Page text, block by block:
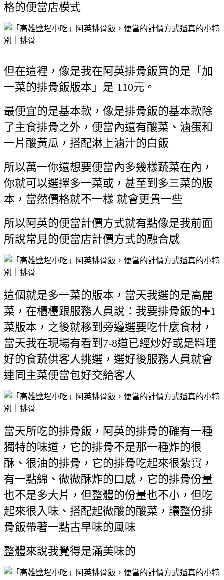
格的便當店模式
但在這裡，像是我在阿英排骨飯買的是「加
一菜的排骨飯版本」是 110元。
最便宜的是基本款，像是排骨飯的基本款除
了主食排骨之外，便當內還有酸菜、滷蛋和
一片酸黃瓜，搭配淋上滷汁的白飯
所以萬一你還想要便當內多幾樣蔬菜在內，
你就可以選擇多一菜或，甚至到多三菜的版
本，當然價格就不一樣 就會更貴一些
所以阿英的便當計價方式就有點像是我前面
所說常見的便當店計價方式的融合感
這個就是多一菜的版本，當天我選的是高麗
菜，在櫃檯跟服務人員說：我要排骨飯的➕1
菜版本，之後就移到旁邊選要吃什麼食材，
當天我在現場有看到7-8道已經炒好或是料理
好的食蔬供客人挑選，選好後服務人員就會
連同主菜便當包好交給客人
當天所吃的排骨飯，阿英的排骨的確有一種
獨特的味道，它的排骨不是那一種炸的很
酥、很油的排骨，它的排骨吃起來很紮實，
有一點綿、微微酥炸的口感，它的排骨份量
也不是多大片，但整體的份量也不小，但吃
起來很入味、搭配起微酸的酸菜，讓整份排
骨飯帶著一點古早味的風味
整體來說我覺得是滿美味的